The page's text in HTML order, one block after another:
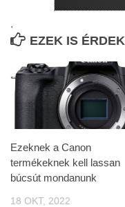
.
EZEK IS
Ezeknek a Canon
termékeknek kell lassan
búcsút mondanunk
18 OKT, 2022